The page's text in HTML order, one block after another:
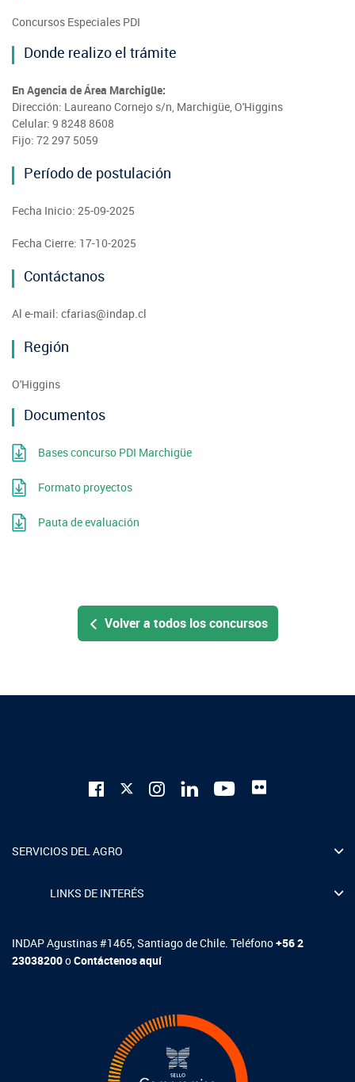
Concursos Especiales PDI
Donde realizo el trámite
En Agencia de Área Marchigüe:
Dirección: Laureano Cornejo s/n, Marchigüe, O'Higgins
Celular: 9 8248 8608
Fijo: 72 297 5059
Período de postulación
Fecha Inicio: 25-09-2025
Fecha Cierre: 17-10-2025
Contáctanos
Al e-mail: cfarias@indap.cl
Región
O'Higgins
Documentos
Bases concurso PDI Marchigüe
Formato proyectos
Pauta de evaluación
Volver a todos los concursos
SERVICIOS DEL AGRO
LINKS DE INTERÉS
INDAP Agustinas #1465, Santiago de Chile. Teléfono+56 2
23038200oContáctenos aquí